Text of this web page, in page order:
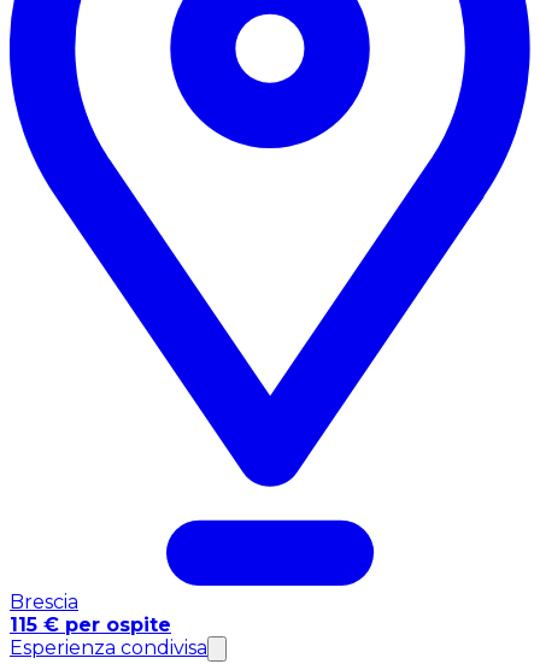
Brescia
115 € per ospite
Esperienza condivisa